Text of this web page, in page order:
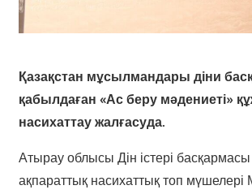
Қазақстан мұсылмандары діни
қабылдаған «Ас беру мәдениеті»
насихаттау жалғасуда.
Атырау облысы Дін істері
ақпараттық насихаттық топ мүшелері